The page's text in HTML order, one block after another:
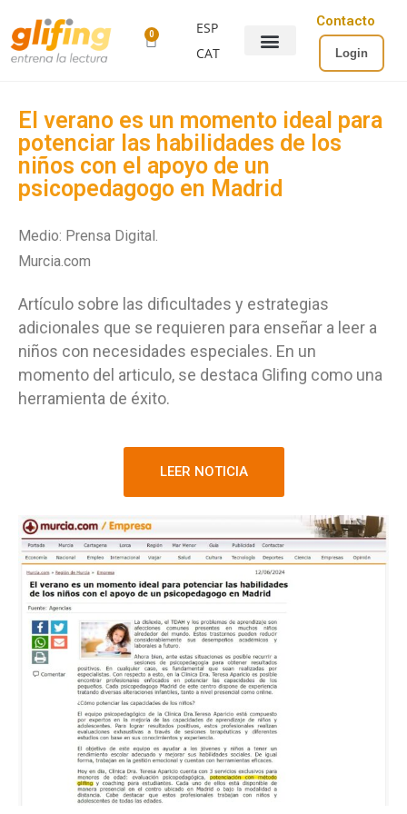
0
ESP
CAT
Contacto
Login
El verano es un momento ideal para
potenciar las habilidades de los
niños con el apoyo de un
psicopedagogo en Madrid
Medio: Prensa Digital.
Murcia.com
Artículo sobre las dificultades y estrategias
adicionales que se requieren para enseñar a leer a
niños con necesidades especiales. En un
momento del articulo, se destaca Glifing como una
herramienta de éxito.
LEER NOTICIA